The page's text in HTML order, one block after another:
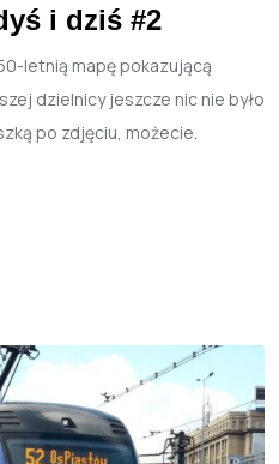
i dziś #2
letnią mapę pokazującą
dzielnicy jeszcze nic nie było
po zdjęciu, możecie.